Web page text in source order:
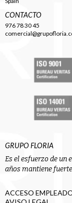
CONTACTO
976 78 30 45
GRUPO FLORIA
Es el esfuerzo de un
años mantiene
ACCESO